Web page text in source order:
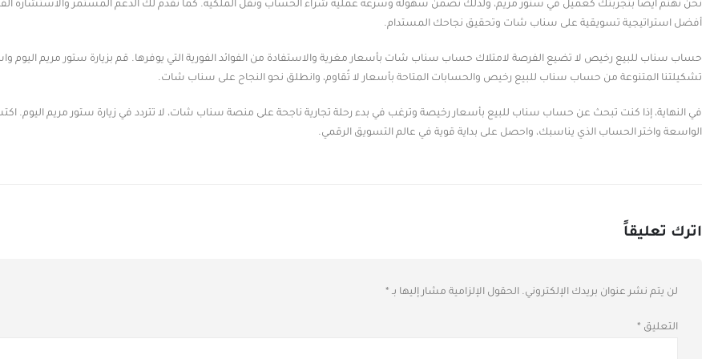
نحن نهتم أيضًا بتجربتك كعميل في ستور مريم، ولذلك نضمن سهولة وسرعة عملية شراء الحساب ونقل الملكية. كما نقدم لك الدعم المستمر والاستشارة
أفضل استراتيجية تسويقية على سناب شات وتحقيق نجاحك المستدام.
حساب سناب للبيع رخيص لا تضيع الفرصة لامتلاك حساب سناب شات بأسعار مغرية والاستفادة من الفوائد الفورية التي يوفرها. قم بزيارة ستور مريم اليوم
تشكيلتنا المتنوعة من حساب سناب للبيع رخيص والحسابات المتاحة بأسعار لا تُقاوم، وانطلق نحو النجاح على سناب شات.
في النهاية، إذا كنت تبحث عن حساب سناب للبيع بأسعار رخيصة وترغب في بدء رحلة تجارية ناجحة على منصة سناب شات، لا تتردد في زيارة ستور مريم اليوم.
الواسعة واختر الحساب الذي يناسبك، واحصل على بداية قوية في عالم التسويق الرقمي.
اترك تعليقاً
لن يتم نشر عنوان بريدك الإلكتروني. الحقول الإلزامية مشار إليها بـ *
التعليق *